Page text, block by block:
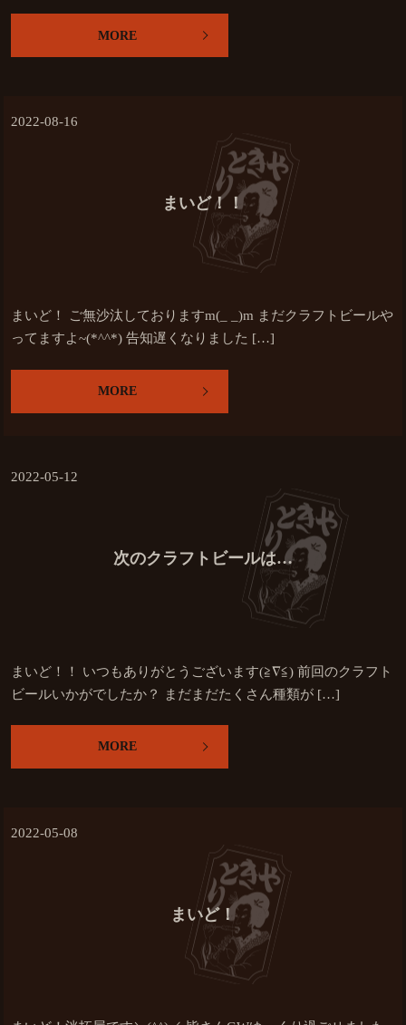
MORE
2022-08-16
まいど！！
まいど！ ご無沙汰しておりますm(_ _)m まだクラフトビールや
ってますよ~(*^^*) 告知遅くなりました […]
MORE
2022-05-12
次のクラフトビールは…
まいど！！ いつもありがとうございます(≧∇≦) 前回のクラフト
ビールいかがでしたか？ まだまだたくさん種類が […]
MORE
2022-05-08
まいど！